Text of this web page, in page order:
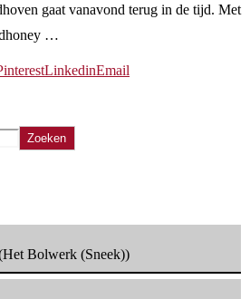
gaat vanavond terug in de tijd. Met
…
LinkedinEmail
Zoeken
Bolwerk (Sneek))